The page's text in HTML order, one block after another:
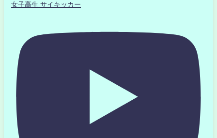
女子高生 サイキッカー